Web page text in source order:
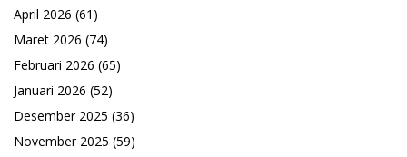
April 2026 (61)
Maret 2026 (74)
Februari 2026 (65)
Januari 2026 (52)
Desember 2025 (36)
November 2025 (59)